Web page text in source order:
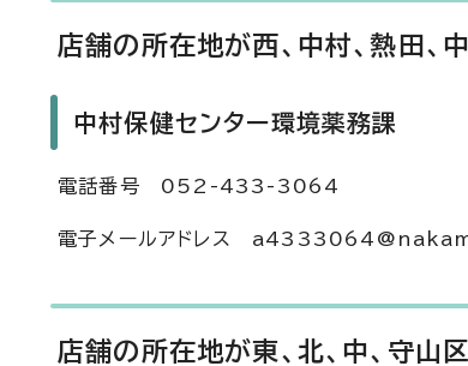
店舗の所在地が西、中村、熱田、
中村保健センター環境薬務課
電話番号 052-433-3064
電子メールアドレス
店舗の所在地が東、北、中、守山